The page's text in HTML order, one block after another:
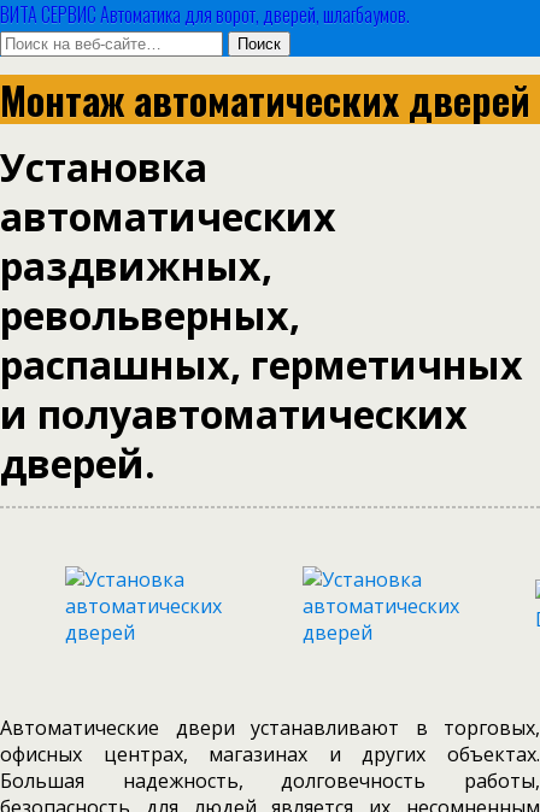
ВИТА СЕРВИС Автоматика для ворот, дверей, шлагбаумов.
Монтаж автоматических дверей
Установка
автоматических
раздвижных,
револьверных,
распашных, герметичных
и полуавтоматических
дверей.
Автоматические двери устанавливают в торговых,
офисных центрах, магазинах и других объектах.
Большая надежность, долговечность работы,